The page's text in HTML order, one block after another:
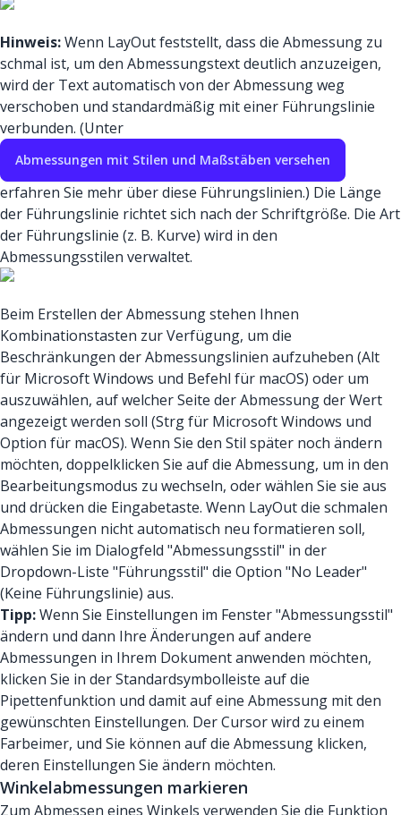
Hinweis:Wenn LayOut feststellt, dass die Abmessung zu
schmal ist, um den Abmessungstext deutlich anzuzeigen,
wird der Text automatisch von der Abmessung weg
verschoben und standardmäßig mit einer Führungslinie
verbunden. (Unter
Abmessungen mit Stilen und Maßstäben versehen
erfahren Sie mehr über diese Führungslinien.) Die Länge
der Führungslinie richtet sich nach der Schriftgröße. Die Art
der Führungslinie (z. B. Kurve) wird in den
Abmessungsstilen verwaltet.
Beim Erstellen der Abmessung stehen Ihnen
Kombinationstasten zur Verfügung, um die
Beschränkungen der Abmessungslinien aufzuheben (Alt
für Microsoft Windows und Befehl für macOS) oder um
auszuwählen, auf welcher Seite der Abmessung der Wert
angezeigt werden soll (Strg für Microsoft Windows und
Option für macOS). Wenn Sie den Stil später noch ändern
möchten, doppelklicken Sie auf die Abmessung, um in den
Bearbeitungsmodus zu wechseln, oder wählen Sie sie aus
und drücken die Eingabetaste. Wenn LayOut die schmalen
Abmessungen nicht automatisch neu formatieren soll,
wählen Sie im Dialogfeld "Abmessungsstil" in der
Dropdown-Liste "Führungsstil" die Option "No Leader"
(Keine Führungslinie) aus.
Tipp:Wenn Sie Einstellungen im Fenster "Abmessungsstil"
ändern und dann Ihre Änderungen auf andere
Abmessungen in Ihrem Dokument anwenden möchten,
klicken Sie in der Standardsymbolleiste auf die
Pipettenfunktion und damit auf eine Abmessung mit den
gewünschten Einstellungen. Der Cursor wird zu einem
Farbeimer, und Sie können auf die Abmessung klicken,
deren Einstellungen Sie ändern möchten.
Winkelabmessungen markieren
Zum Abmessen eines Winkels verwenden Sie die Funktion